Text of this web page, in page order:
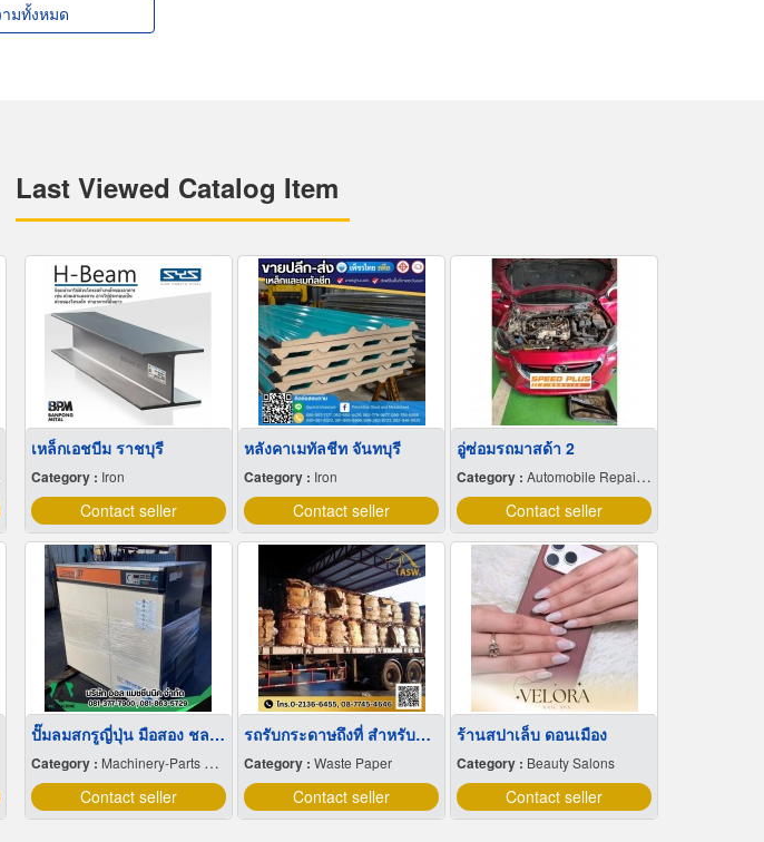
มทั้งหมด
Last Viewed Catalog Item
เหล็กเอชบีม ราชบุรี
Category : Iron
Contact seller
หลังคาเมทัลชีท จันทบุรี
Category : Iron
Contact seller
อู่ซ่อมรถมาสด้า 2
Category :Automobile Repairing & Service
Contact seller
ปั๊มลมสกรูญี่ปุ่น มือสอง ชลบุรี
Category : Machinery-Parts & Supplies Wholesales & Manufacturers
Contact seller
รถรับกระดาษถึงที่ สำหรับนำมาทำลาย
Category : Waste Paper
Contact seller
ร้านสปาเล็บ ดอนเมือง
Category : Beauty Salons
Contact seller